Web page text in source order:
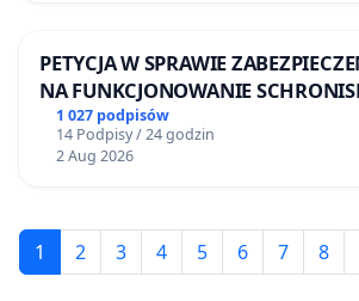
PETYCJA W SPRAWIE
NA FUNKCJONOWANIE
BEZDOMNYCH ZWIERZĄT W
1 027 podpisów
14 Podpisy / 24 godzin
2 Aug 2026
1 2 3 4 5 6 7 8